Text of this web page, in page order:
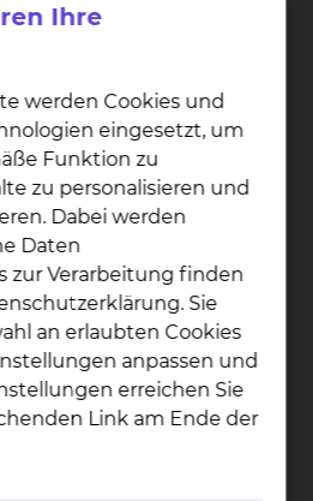
moderne urologische
komplette Bandbreite an
regelmäßig
die Verfügbarkeit
über unsere
das Angebot bei
Über die
besteht die
Therapieverfahren in
zu können. Durch
Diagnostik kann eine
Behandlung
und Patienten erfolgen.
Ihre
werden Cookies und
eingesetzt, um
Funktion zu
zu personalisieren und
Dabei werden
Daten
zur Verarbeitung finden
Sie
an erlaubten Cookies
anpassen und
erreichen Sie
Link am Ende der